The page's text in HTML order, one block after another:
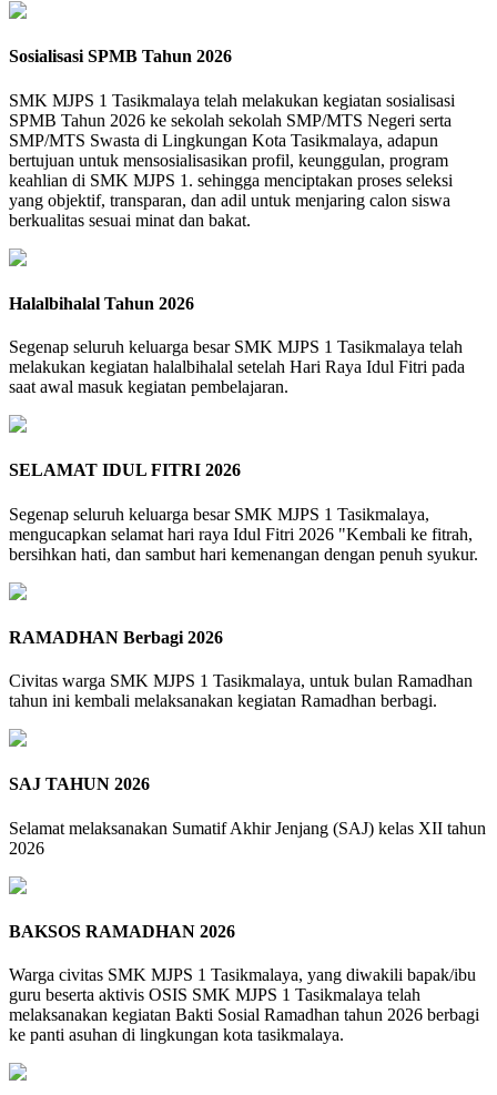
Sosialisasi SPMB Tahun 2026
SMK MJPS 1 Tasikmalaya telah melakukan kegiatan sosialisasi
SPMB Tahun 2026 ke sekolah sekolah SMP/MTS Negeri serta
SMP/MTS Swasta di Lingkungan Kota Tasikmalaya, adapun
bertujuan untuk mensosialisasikan profil, keunggulan, program
keahlian di SMK MJPS 1. sehingga menciptakan proses seleksi
yang objektif, transparan, dan adil untuk menjaring calon siswa
berkualitas sesuai minat dan bakat.
Halalbihalal Tahun 2026
Segenap seluruh keluarga besar SMK MJPS 1 Tasikmalaya telah
melakukan kegiatan halalbihalal setelah Hari Raya Idul Fitri pada
saat awal masuk kegiatan pembelajaran.
SELAMAT IDUL FITRI 2026
Segenap seluruh keluarga besar SMK MJPS 1 Tasikmalaya,
mengucapkan selamat hari raya Idul Fitri 2026 "Kembali ke fitrah,
bersihkan hati, dan sambut hari kemenangan dengan penuh syukur.
RAMADHAN Berbagi 2026
Civitas warga SMK MJPS 1 Tasikmalaya, untuk bulan Ramadhan
tahun ini kembali melaksanakan kegiatan Ramadhan berbagi.
SAJ TAHUN 2026
Selamat melaksanakan Sumatif Akhir Jenjang (SAJ) kelas XII tahun
2026
BAKSOS RAMADHAN 2026
Warga civitas SMK MJPS 1 Tasikmalaya, yang diwakili bapak/ibu
guru beserta aktivis OSIS SMK MJPS 1 Tasikmalaya telah
melaksanakan kegiatan Bakti Sosial Ramadhan tahun 2026 berbagi
ke panti asuhan di lingkungan kota tasikmalaya.